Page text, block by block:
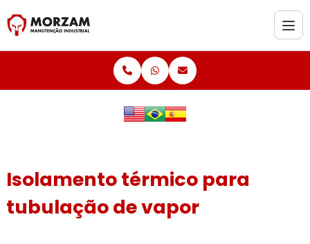
Isolamento térmico para
tubulação de vapor